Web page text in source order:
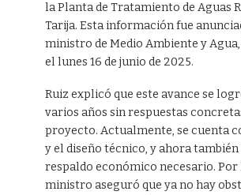
la Planta de Tratamiento de Aguas
Tarija. Esta información fue
ministro de Medio Ambiente y
el lunes 16 de junio de 2025.
Ruiz explicó que este avance se
varios años sin respuestas
proyecto. Actualmente, se cuenta
y el diseño técnico, y ahora también
respaldo económico necesario.
ministro aseguró que ya no hay